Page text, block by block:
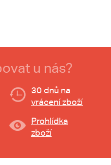
u nás?
30 dnů na
vrácení zboží
Prohlídka
zboží